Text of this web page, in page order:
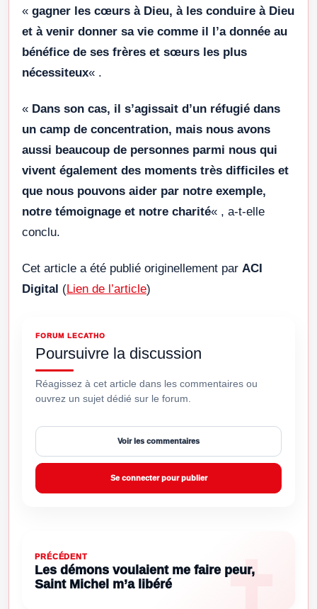
« gagner les cœurs à Dieu, à les conduire à Dieu
et à venir donner sa vie comme il l’a donnée au
bénéfice de ses frères et sœurs les plus
nécessiteux« .
« Dans son cas, il s’agissait d’un réfugié dans
un camp de concentration, mais nous avons
aussi beaucoup de personnes parmi nous qui
vivent également des moments très difficiles et
que nous pouvons aider par notre exemple,
notre témoignage et notre charité« , a-t-elle
conclu.
Cet article a été publié originellement par ACI
Digital (Lien de l’article)
FORUM LECATHO
Poursuivre la discussion
Réagissez à cet article dans les commentaires ou
ouvrez un sujet dédié sur le forum.
Voir les commentaires
Se connecter pour publier
PRÉCÉDENT
Les démons voulaient me faire peur,
Saint Michel m’a libéré